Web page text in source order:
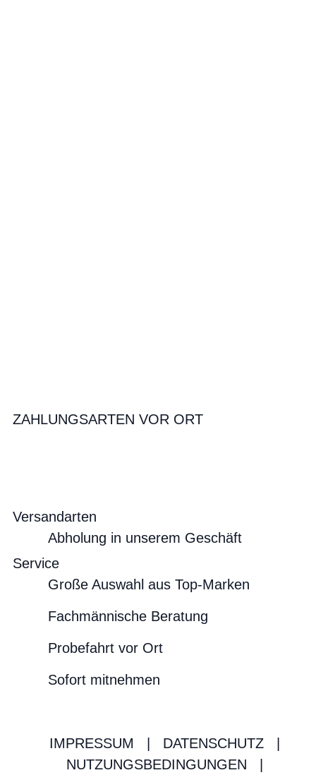
ZAHLUNGSARTEN VOR ORT
Versandarten
Abholung in unserem Geschäft
Service
Große Auswahl aus Top-Marken
Fachmännische Beratung
Probefahrt vor Ort
Sofort mitnehmen
IMPRESSUM DATENSCHUTZ
NUTZUNGSBEDINGUNGEN